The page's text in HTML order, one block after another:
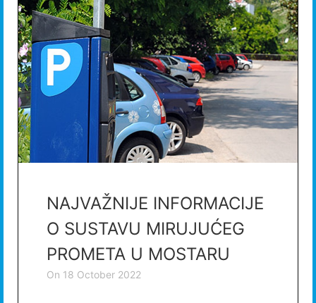
NAJVAŽNIJE INFORMACIJE
O SUSTAVU MIRUJUĆEG
PROMETA U MOSTARU
on 18 October 2022